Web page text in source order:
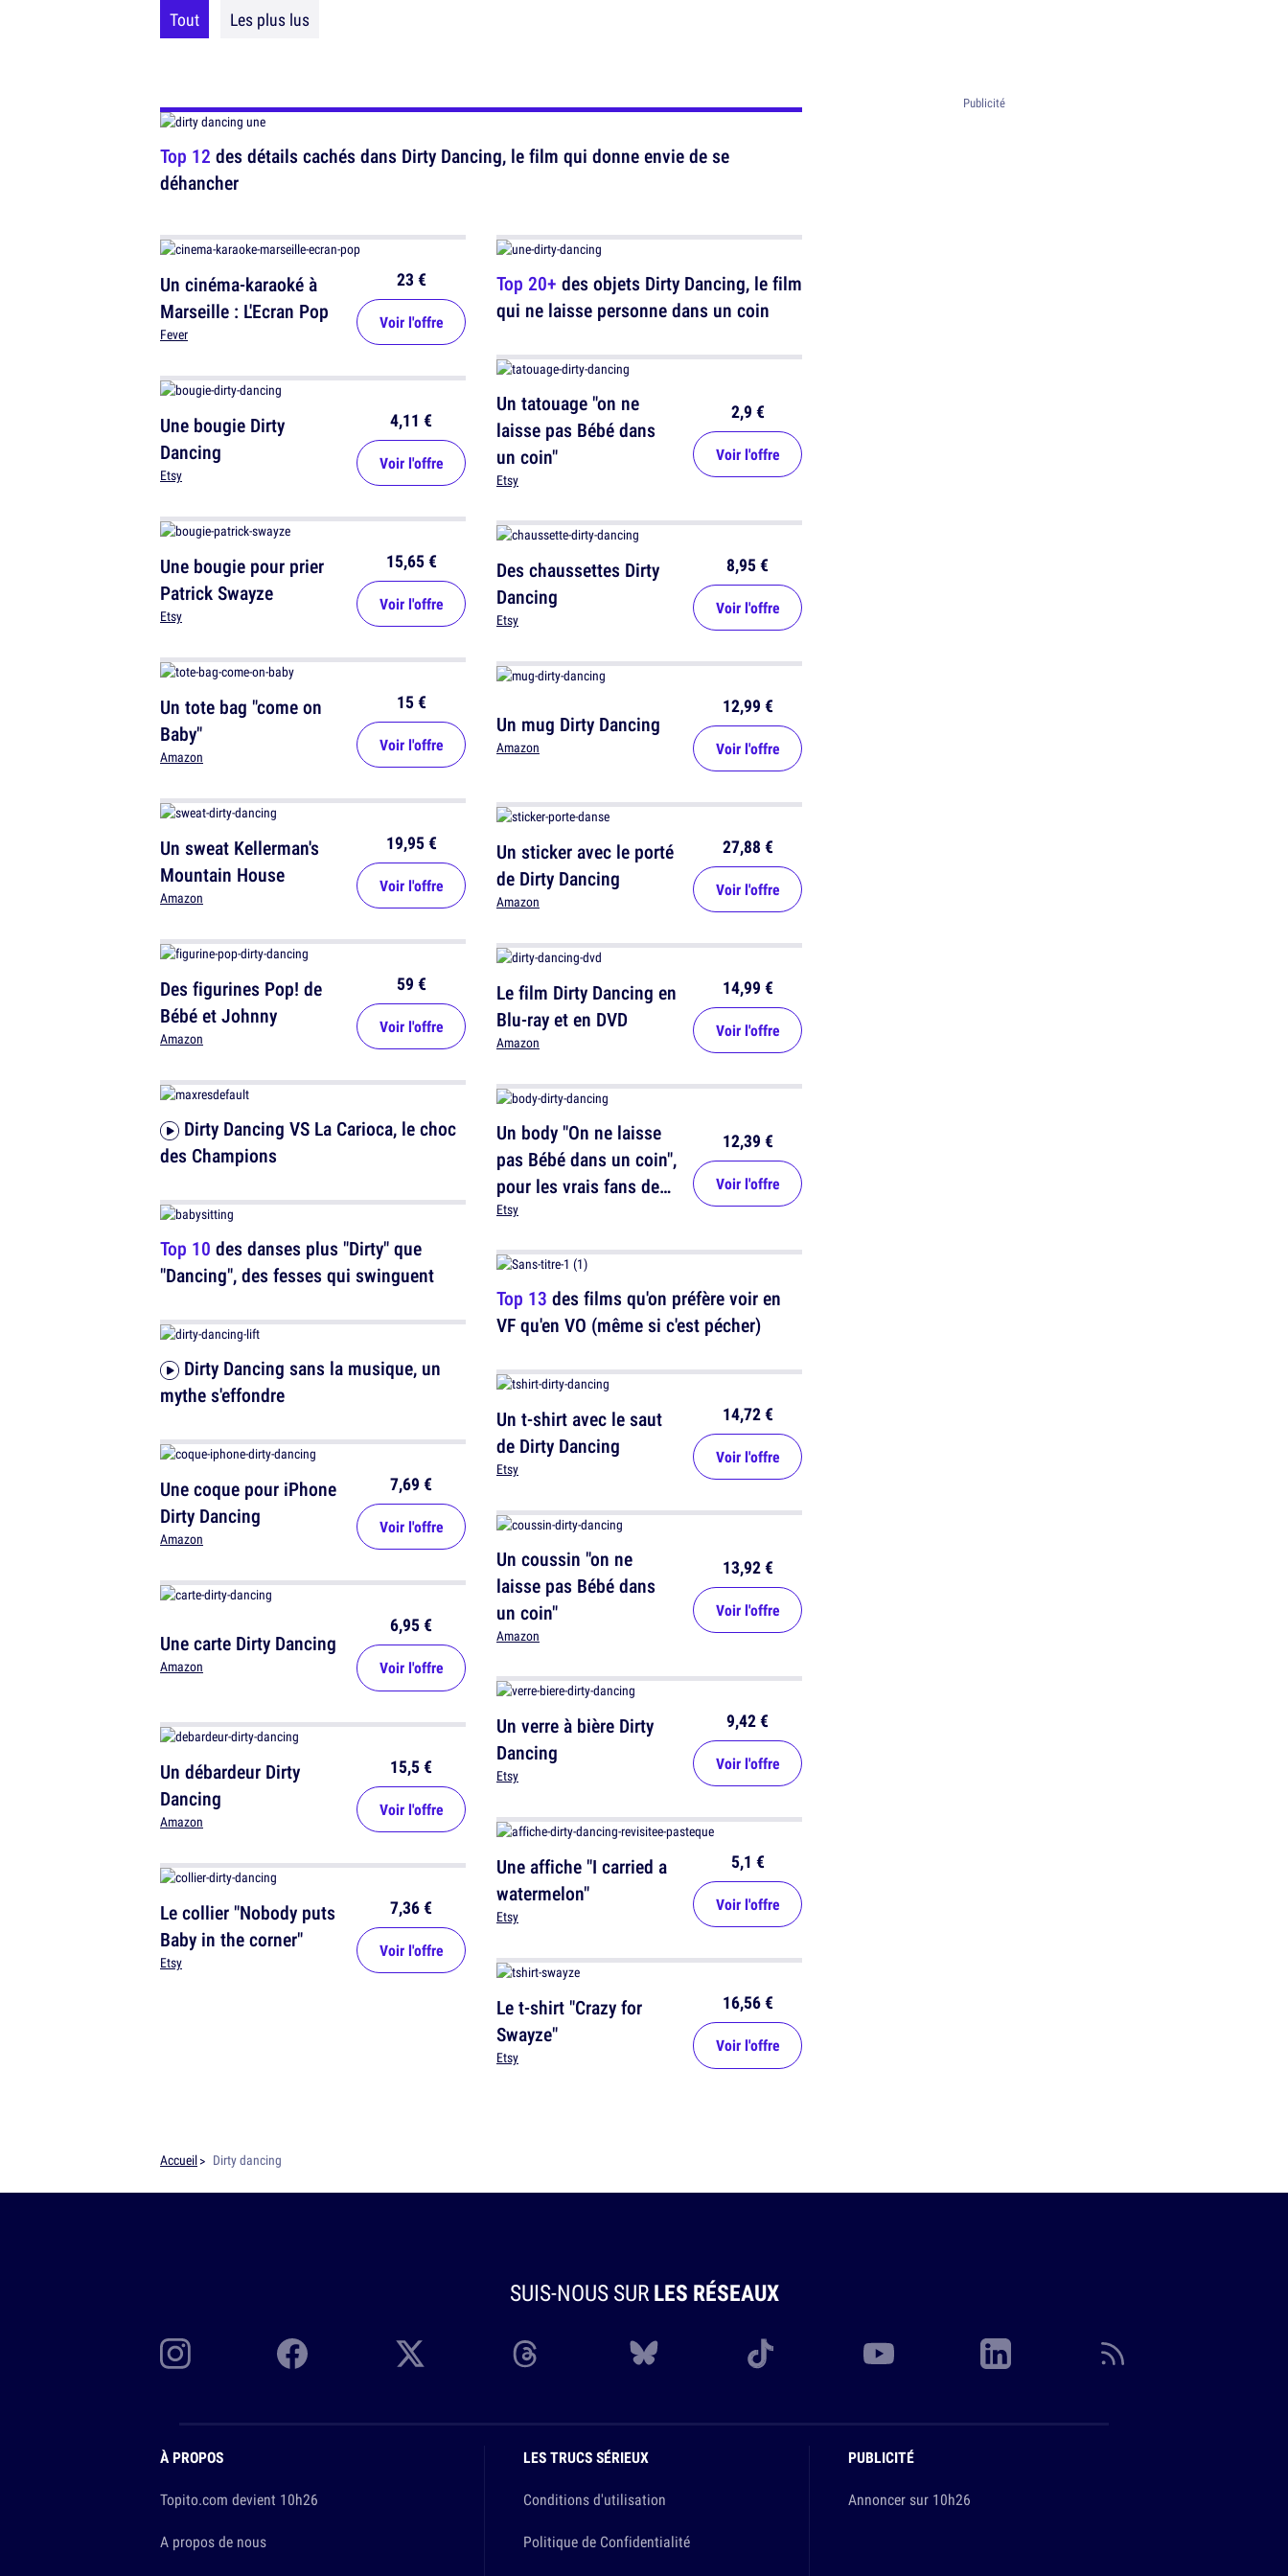
Tout Les plus lus
Top 12 des détails cachés dans Dirty Dancing, le film qui donne envie de se
déhancher
Un cinéma-karaoké à
Marseille : L'Ecran Pop
Fever
23 €
Voir l'offre
Une bougie Dirty
Dancing
Etsy
4,11 €
Voir l'offre
Une bougie pour prier
Patrick Swayze
Etsy
15,65 €
Voir l'offre
Un tote bag "come on
Baby"
Amazon
15 €
Voir l'offre
Un sweat Kellerman's
Mountain House
Amazon
19,95 €
Voir l'offre
Des figurines Pop! de
Bébé et Johnny
Amazon
59 €
Voir l'offre
des Champions
Top 10 des danses plus "Dirty" que
"Dancing", des fesses qui swinguent
mythe s'effondre
Une coque pour iPhone
Dirty Dancing
Amazon
7,69 €
Voir l'offre
Une carte Dirty Dancing
Amazon
6,95 €
Voir l'offre
Un débardeur Dirty
Dancing
Amazon
15,5 €
Voir l'offre
Le collier "Nobody puts
Baby in the corner"
Etsy
7,36 €
Voir l'offre
Top 20+ des objets Dirty Dancing, le film
qui ne laisse personne dans un coin
Un tatouage "on ne
laisse pas Bébé dans
un coin"
Etsy
2,9 €
Voir l'offre
Des chaussettes Dirty
Dancing
Etsy
8,95 €
Voir l'offre
Un mug Dirty Dancing
Amazon
12,99 €
Voir l'offre
Un sticker avec le porté
de Dirty Dancing
Amazon
27,88 €
Voir l'offre
Le film Dirty Dancing en
Blu-ray et en DVD
Amazon
14,99 €
Voir l'offre
Un body "On ne laisse
pas Bébé dans un coin",
pour les vrais fans de
Dirty Dancing
Etsy
12,39 €
Voir l'offre
Top 13 des films qu'on préfère voir en
VF qu'en VO (même si c'est pécher)
Un t-shirt avec le saut
de Dirty Dancing
Etsy
14,72 €
Voir l'offre
Un coussin "on ne
laisse pas Bébé dans
un coin"
Amazon
13,92 €
Voir l'offre
Un verre à bière Dirty
Dancing
Etsy
9,42 €
Voir l'offre
Une affiche "I carried a
watermelon"
Etsy
5,1 €
Voir l'offre
Le t-shirt "Crazy for
Swayze"
Etsy
16,56 €
Voir l'offre
Accueil Dirty dancing
SUIS-NOUS SURLES RÉSEAUX
À PROPOS
Topito.com devient 10h26
A propos de nous
LES TRUCS SÉRIEUX
Conditions d'utilisation
Politique de Confidentialité
PUBLICITÉ
Annoncer sur 10h26